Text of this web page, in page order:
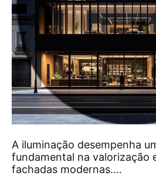
A iluminação desempenha
fundamental na valorização
fachadas modernas.…